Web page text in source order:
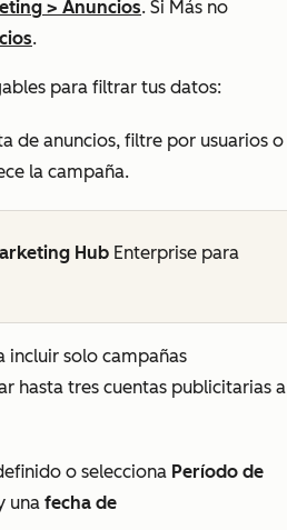
> Anuncios. Si Más no
.
para filtrar tus datos:
de anuncios, filtre por usuarios o
la campaña.
Hub Enterprise para
incluir solo campañas
hasta tres cuentas publicitarias a
o selecciona Período de
una fecha de